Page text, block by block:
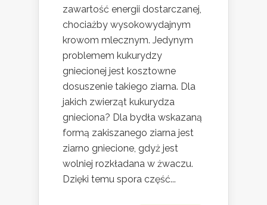
zawartość energii dostarczanej,
chociażby wysokowydajnym
krowom mlecznym. Jedynym
problemem kukurydzy
gniecionej jest kosztowne
dosuszenie takiego ziarna. Dla
jakich zwierząt kukurydza
gnieciona? Dla bydła wskazaną
formą zakiszanego ziarna jest
ziarno gniecione, gdyż jest
wolniej rozkładana w żwaczu.
Dzięki temu spora część...